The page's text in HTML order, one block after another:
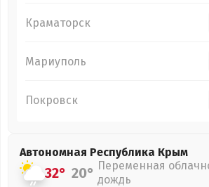
Краматорск
Мариуполь
Покровск
Автономная Республика Крым
32° 20° Переменная
дождь